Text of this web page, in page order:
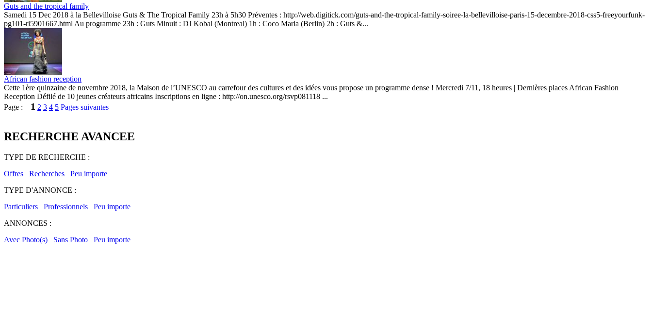
Guts and the tropical family
Samedi 15 Dec 2018 à la Bellevilloise Guts & The Tropical Family 23h à 5h30 Préventes : http://web.digitick.com/guts-and-the-tropical-family-soiree-la-bellevilloise-paris-15-decembre-2018-css5-freeyourfunk-
pg101-ri5901667.html Au programme 23h : Guts Minuit : DJ Kobal (Montreal) 1h : Coco Maria (Berlin) 2h : Guts &...
African fashion reception
Cette 1ère quinzaine de novembre 2018, la Maison de l’UNESCO au carrefour des cultures et des idées vous propose un programme dense ! Mercredi 7/11, 18 heures | Dernières places African Fashion
Reception Défilé de 10 jeunes créateurs africains Inscriptions en ligne : http://on.unesco.org/rsvp081118 ...
Page : 1 2 3 4 5 Pages suivantes
RECHERCHE AVANCEE
TYPE DE RECHERCHE :
Offres
Recherches
Peu importe
TYPE D'ANNONCE :
Particuliers
Professionnels
Peu importe
ANNONCES :
Avec Photo(s)
Sans Photo Peu importe